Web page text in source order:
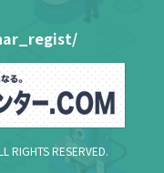
RIGHTS RESERVED.